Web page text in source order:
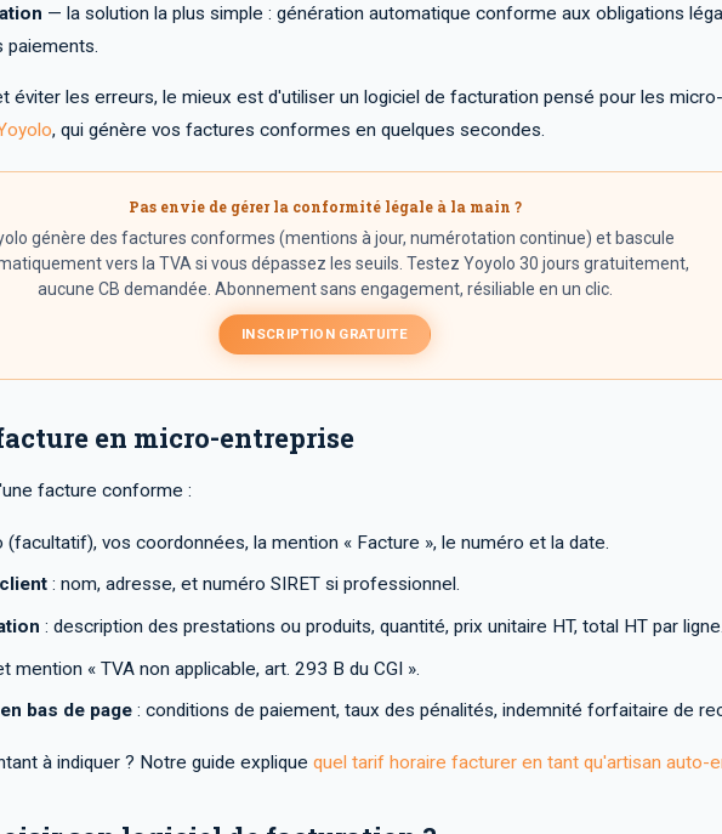
— la solution la plus simple : génération automatique conforme aux obligations
paiements.
éviter les erreurs, le mieux est d'utiliser un logiciel de facturation pensé pour les micro-
, qui génère vos factures conformes en quelques secondes.
Pas envie de gérer la conformité légale à la main ?
génère des factures conformes (mentions à jour, numérotation continue) et bascule
vers la TVA si vous dépassez les seuils. Testez Yoyolo 30 jours gratuitement,
aucune CB demandée. Abonnement sans engagement, résiliable en un clic.
INSCRIPTION GRATUITE
en micro-entreprise
facture conforme :
vos coordonnées, la mention « Facture », le numéro et la date.
: nom, adresse, et numéro SIRET si professionnel.
: description des prestations ou produits, quantité, prix unitaire HT, total HT par ligne.
mention « TVA non applicable, art. 293 B du CGI ».
bas de page: conditions de paiement, taux des pénalités, indemnité forfaitaire de
à indiquer ? Notre guide explique quel tarif horaire facturer en tant qu'artisan auto-